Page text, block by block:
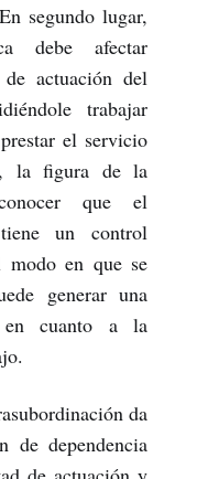
segundo lugar,
debe afectar
actuación del
trabajar
el servicio
la figura de la
que el
un control
en que se
generar una
en cuanto a la
da
de dependencia